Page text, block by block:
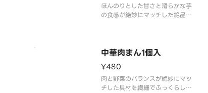
ほんのりとした甘さと滑らかな芋
の食感が絶妙にマッチした絶品ス
中華肉まん1個入
¥480
肉と野菜のバランスが絶妙にマッ
チした具材を繊細でふっくらした